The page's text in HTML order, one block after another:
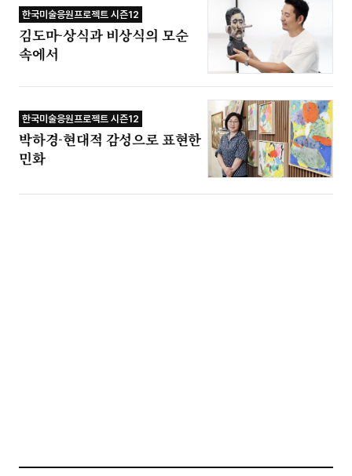
한국미술응원프로젝트 시즌12
김도마-상식과 비상식의 모순
속에서
한국미술응원프로젝트 시즌12
박하경-현대적 감성으로 표현한
민화